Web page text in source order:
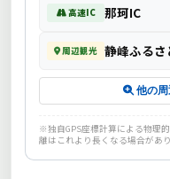
高速IC 那珂IC
周辺観光
他の
※独自GPS座標計算による物理
離はこれより長くなる場合があり